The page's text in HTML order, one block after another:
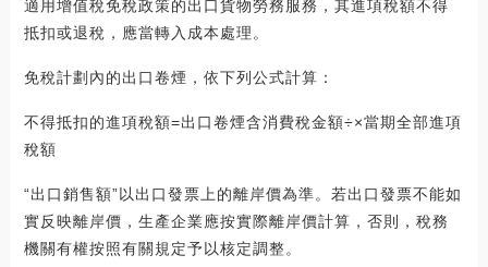
適用增值稅免稅政策的出口貨物勞務服務，其進項稅額不得
抵扣或退稅，應當轉入成本處理。
免稅計劃內的出口卷煙，依下列公式計算：
不得抵扣的進項稅額=出口卷煙含消費稅金額÷×當期全部進項
稅額
“出口銷售額”以出口發票上的離岸價為準。若出口發票不能如
實反映離岸價，生產企業應按實際離岸價計算，否則，稅務
機關有權按照有關規定予以核定調整。